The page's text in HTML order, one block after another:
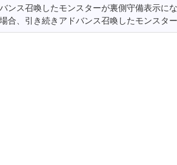
ンス召喚したモンスターが裏側守備表示に
合、引き続きアドバンス召喚したモンスタ